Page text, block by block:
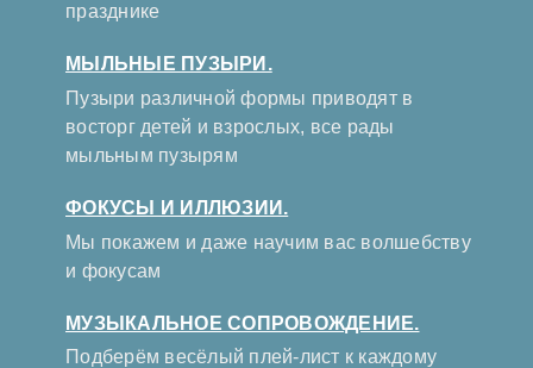
празднике
МЫЛЬНЫЕ ПУЗЫРИ.
Пузыри различной формы приводят в
восторг детей и взрослых, все рады
мыльным пузырям
ФОКУСЫ И ИЛЛЮЗИИ.
Мы покажем и даже научим вас волшебству
и фокусам
МУЗЫКАЛЬНОЕ СОПРОВОЖДЕНИЕ.
Подберём весёлый плей-лист к каждому